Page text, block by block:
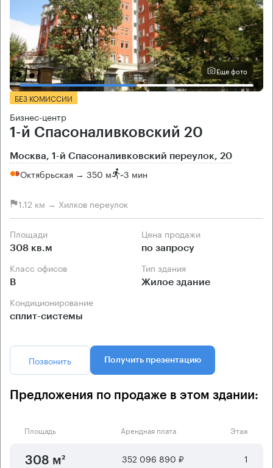
Еще фото
БЕЗ КОМИССИИ
Бизнес-центр
1-й Спасоналивковский 20
Москва, 1-й Спасоналивковский переулок, 20
Октябрьская → 350 м ~3 мин
1.12 км → Хилков переулок
Площади
308 кв.м
Цена продажи
по запросу
Класс офисов
B
Тип здания
Жилое здание
Кондиционирование
сплит-системы
Позвонить Получить презентацию
Предложения по продаже в этом здании:
Площадь Арендная плата Этаж
308 м² 352 096 890 ₽ 1